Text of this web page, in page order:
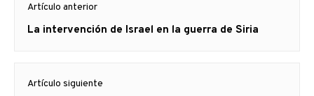
cabecillas…
de
entradas
Artículo anterior
Artículo
La intervención de Israel en la guerra de Siria
Artículo siguiente